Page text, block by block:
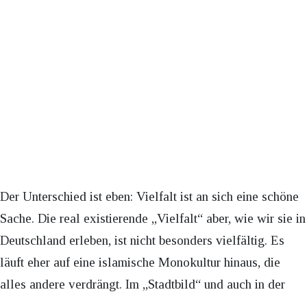
Der Unterschied ist eben: Vielfalt ist an sich eine schöne
Sache. Die real existierende „Vielfalt“ aber, wie wir sie in
Deutschland erleben, ist nicht besonders vielfältig. Es
läuft eher auf eine islamische Monokultur hinaus, die
alles andere verdrängt. Im „Stadtbild“ und auch in der